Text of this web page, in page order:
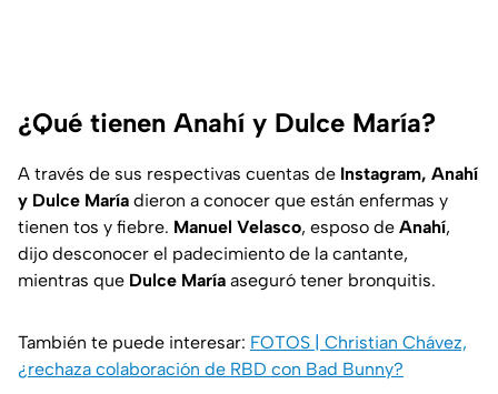
¿Qué tienen Anahí y Dulce María?
A través de sus respectivas cuentas de Instagram, Anahí
y Dulce María dieron a conocer que están enfermas y
tienen tos y fiebre. Manuel Velasco, esposo de Anahí,
dijo desconocer el padecimiento de la cantante,
mientras que Dulce María aseguró tener bronquitis.
También te puede interesar: FOTOS | Christian Chávez,
¿rechaza colaboración de RBD con Bad Bunny?